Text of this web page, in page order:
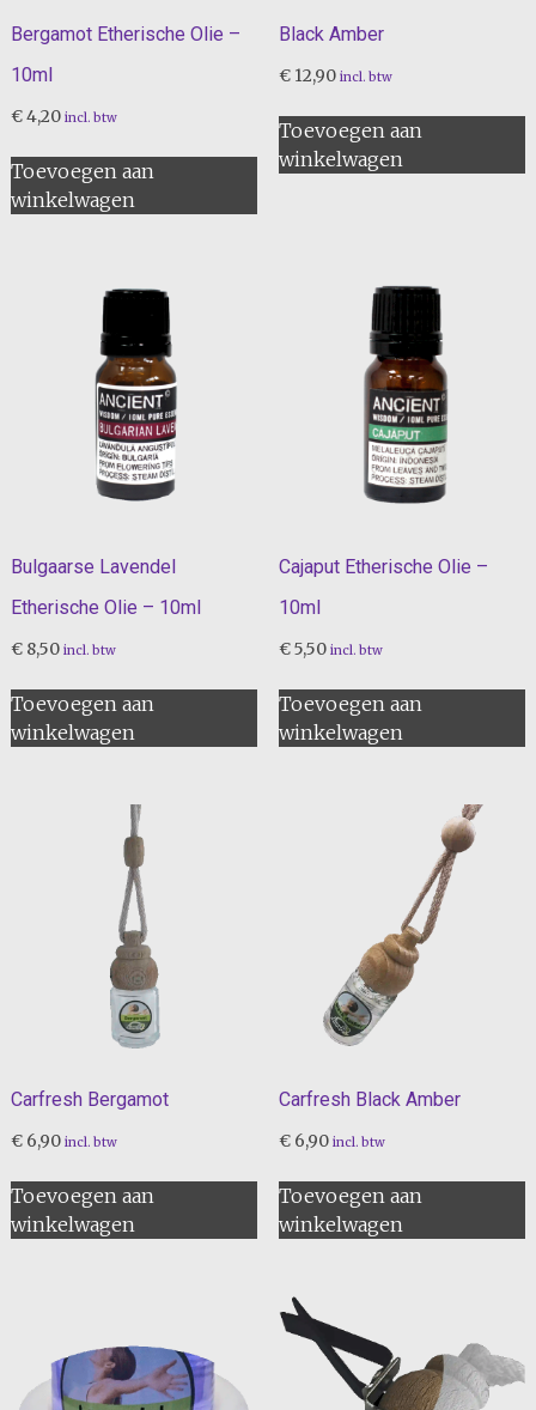
Bergamot Etherische Olie –
10ml
€4,20 incl. btw
Toevoegen aan
winkelwagen
Black Amber
€12,90 incl. btw
Toevoegen aan
winkelwagen
Bulgaarse Lavendel
Etherische Olie – 10ml
€8,50 incl. btw
Toevoegen aan
winkelwagen
Cajaput Etherische Olie –
10ml
€5,50 incl. btw
Toevoegen aan
winkelwagen
Carfresh Bergamot
€6,90 incl. btw
Toevoegen aan
winkelwagen
Carfresh Black Amber
€6,90 incl. btw
Toevoegen aan
winkelwagen